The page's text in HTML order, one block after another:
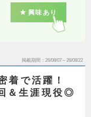
興味あり
掲載期間 26/08/07～26/08/22
着で活躍！
＆生涯現役◎